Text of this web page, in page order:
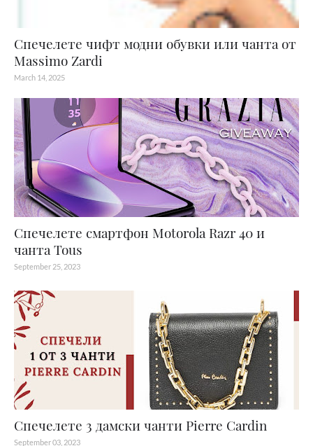
Спечелете чифт модни обувки или чанта от
Massimo Zardi
March 14, 2025
Спечелете смартфон Motorola Razr 40 и
чанта Tous
September 25, 2023
Спечелете 3 дамски чанти Pierre Cardin
September 03, 2023